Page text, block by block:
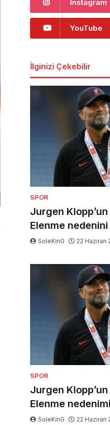
Instagram
YouTube
İlginizi Çekebilir
SPOR
Jurgen
Elenme nedenini
SoleKinG 22 Haziran
SPOR
Jurgen
Elenme
SoleKinG 22 Haziran